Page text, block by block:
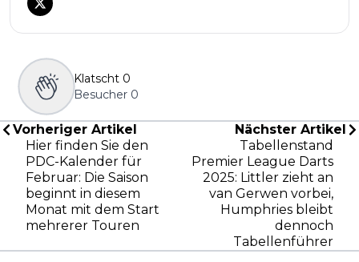
Klatscht 0
Besucher 0
Vorheriger Artikel
Hier finden Sie den
PDC-Kalender für
Februar: Die Saison
beginnt in diesem
Monat mit dem Start
mehrerer Touren
Nächster Artikel
Tabellenstand
Premier League Darts
2025: Littler zieht an
van Gerwen vorbei,
Humphries bleibt
dennoch
Tabellenführer